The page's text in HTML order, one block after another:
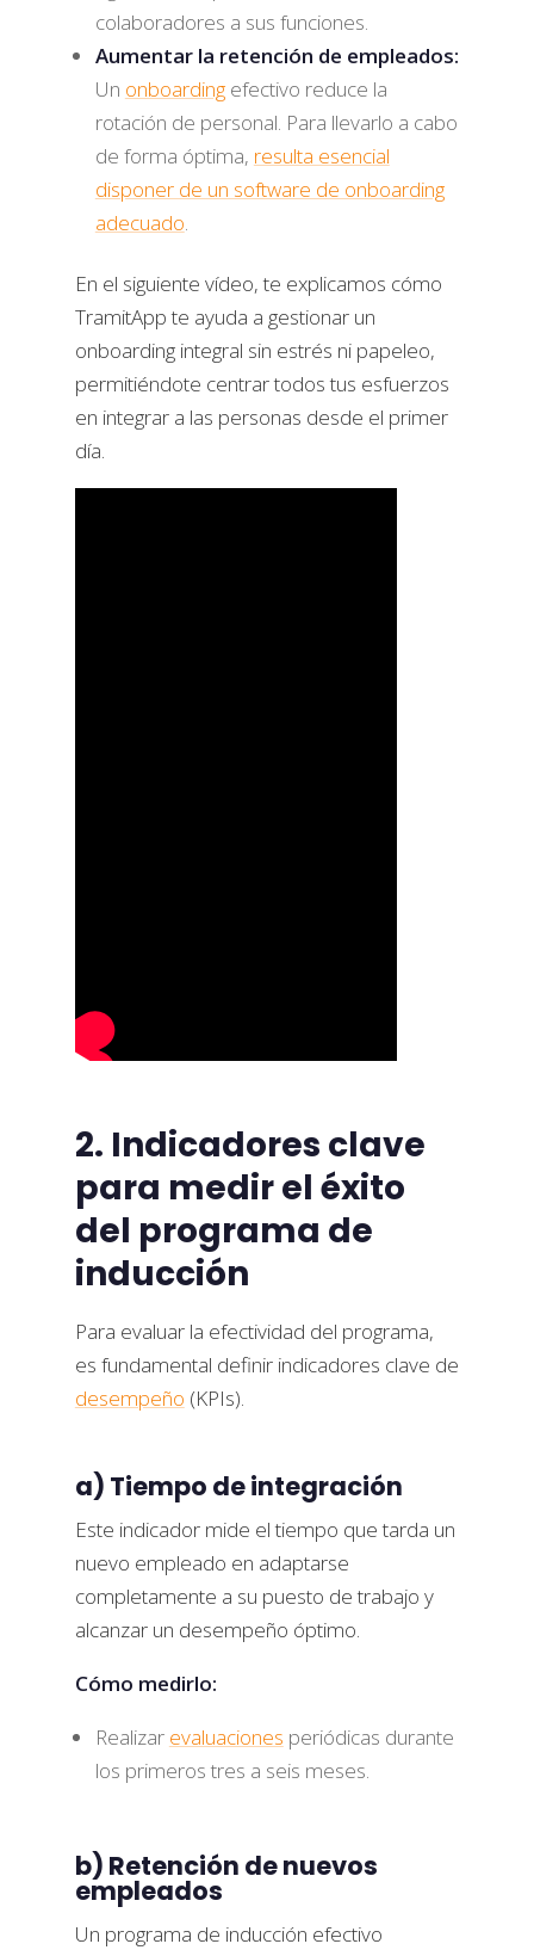
colaboradores a sus funciones.
Aumentar la retención de empleados:
Un onboardingefectivo reduce la
rotación de personal. Para llevarlo a cabo
de forma óptima, resulta esencial
disponer de un software de onboarding
adecuado.
En el siguiente vídeo, te explicamos cómo
TramitApp te ayuda a gestionar un
onboarding integral sin estrés ni papeleo,
permitiéndote centrar todos tus esfuerzos
en integrar a las personas desde el primer
día.
2. Indicadores clave
para medir el éxito
del programa de
inducción
Para evaluar la efectividad del programa,
es fundamental definir indicadores clave de
desempeño (KPIs).
a) Tiempo de integración
Este indicador mide el tiempo que tarda un
nuevo empleado en adaptarse
completamente a su puesto de trabajo y
alcanzar un desempeño óptimo.
Cómo medirlo:
Realizar evaluaciones periódicas durante
los primeros tres a seis meses.
b) Retención de nuevos
empleados
Un programa de inducción efectivo